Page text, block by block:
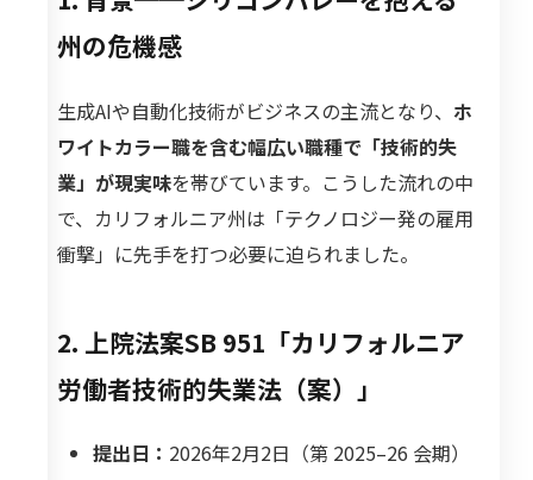
州の危機感
生成AIや自動化技術がビジネスの主流となり、 ホ
ワイトカラー職を含む幅広い職種で「技術的失
業」が現実味を帯びています。こうした流れの中
で、カリフォルニア州は「テクノロジー発の雇用
衝撃」に先手を打つ必要に迫られました。
2. 上院法案SB 951「カリフォルニア
労働者技術的失業法（案）」
提出日： 2026年2月2日（第 2025–26 会期）